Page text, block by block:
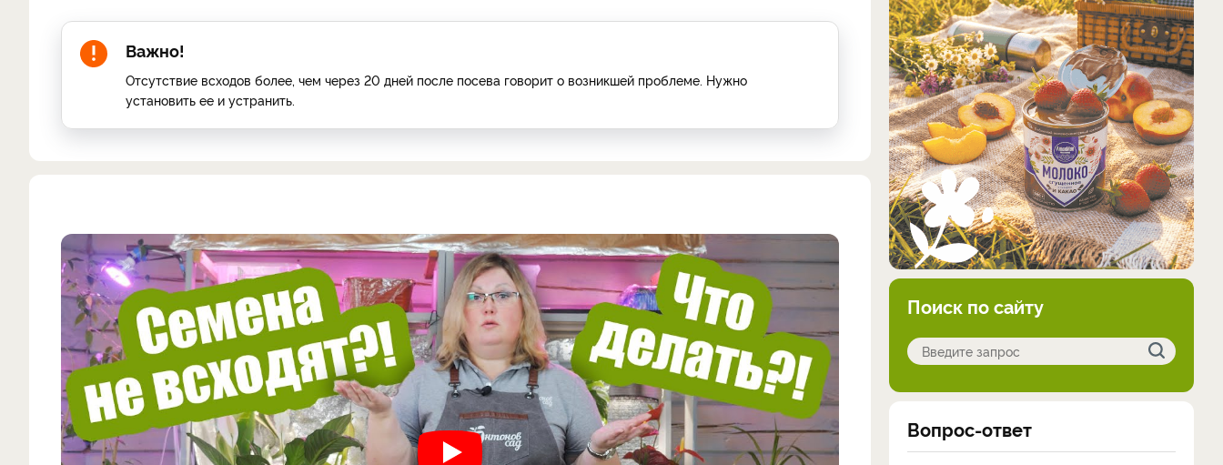
Важно!
Отсутствие всходов более, чем через 20 дней после посева говорит о возникшей проблеме. Нужно
установить ее и устранить.
Поиск по сайту
Вопрос-ответ